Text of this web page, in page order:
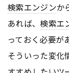
検索エンジンか
あれば、検索エ
っておく必要が
そういった変化